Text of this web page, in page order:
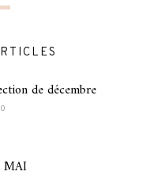
de décembre
MAI